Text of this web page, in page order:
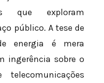
que exploram
público. A tese de
energia é mera
ingerência sobre o